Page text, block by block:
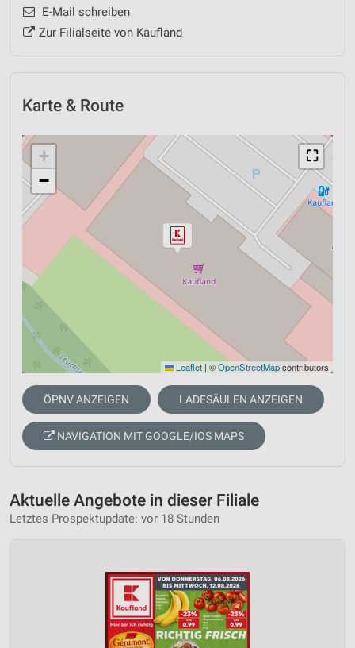
E-Mail schreiben
Zur Filialseite von Kaufland
Karte & Route
⛶
+
−
Leaflet | ©OpenStreetMapcontributors
ÖPNV ANZEIGEN LADESÄULEN ANZEIGEN
NAVIGATION MIT GOOGLE/IOS MAPS
Aktuelle Angebote in dieser Filiale
Letztes Prospektupdate: vor 18 Stunden